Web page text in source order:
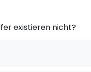
existieren nicht?